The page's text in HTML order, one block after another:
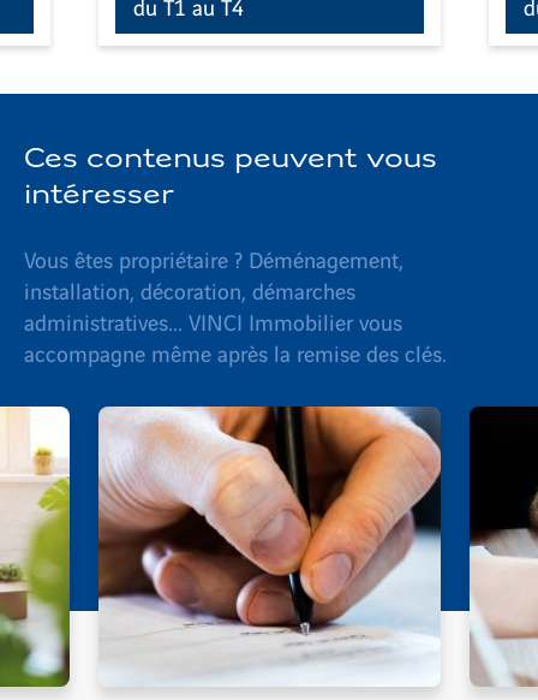
Ces contenus peuvent vous
intéresser
Vous êtes propriétaire ? Déménagement,
installation, décoration, démarches
administratives... VINCI Immobilier vous
accompagne même après la remise des clés.